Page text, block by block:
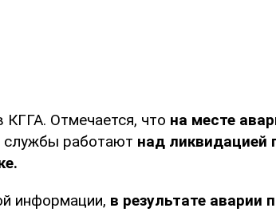
КГГА. Отмечается, что на месте
службы работают над ликвидацией
информации, в результате аварии